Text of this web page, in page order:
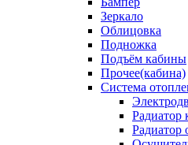
Зеркало
Облицовка
Подножка
Подъём кабины
Прочее(кабина)
Система
Радиатор
Радиатор